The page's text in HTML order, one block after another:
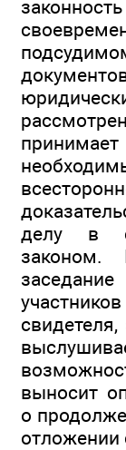
делу в
законом.
выносит
о
отложении